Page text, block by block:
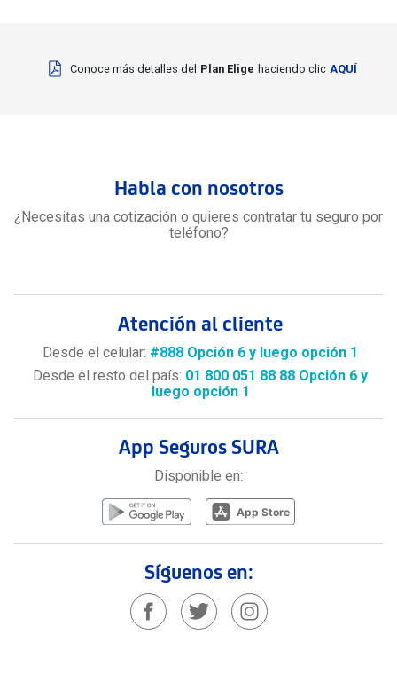
Conoce más detalles del Plan Elige haciendo clic AQUÍ
Habla con nosotros
¿Necesitas una cotización o quieres contratar tu seguro por
teléfono?
Atención al cliente
Desde el celular: #888 Opción 6 y luego opción 1
Desde el resto del país: 01 800 051 88 88 Opción 6 y
luego opción 1
App Seguros SURA
Disponible en:
Síguenos en: